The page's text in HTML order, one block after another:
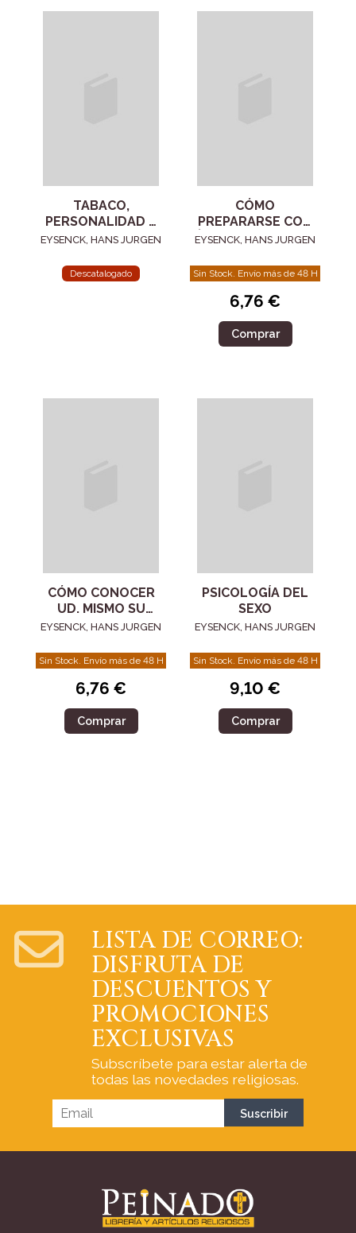
TABACO,
PERSONALIDAD Y
ESTRES
EYSENCK, HANS JURGEN
Descatalogado
CÓMO
PREPARARSE CON
ÉXITO PARA HACER
CAPACIDAD
EYSENCK, HANS JURGEN
Sin Stock. Envío más de 48 H
6,76 €
Comprar
CÓMO CONOCER
UD. MISMO SU
COEFICIENTE DE
EYSENCK, HANS JURGEN
Sin Stock. Envío más de 48 H
6,76 €
Comprar
PSICOLOGÍA DEL
SEXO
EYSENCK, HANS JURGEN
Sin Stock. Envío más de 48 H
9,10 €
Comprar
LISTA DE CORREO:
DISFRUTA DE
DESCUENTOS Y
PROMOCIONES
EXCLUSIVAS
Subscríbete para estar alerta de
todas las novedades religiosas.